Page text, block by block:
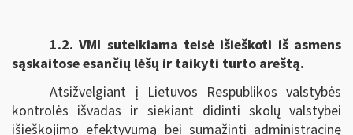
1.2. VMI suteikiama teisė išieškoti iš asmens
sąskaitose esančių lėšų ir taikyti turto areštą.
Atsižvelgiant į Lietuvos Respublikos valstybės
kontrolės išvadas ir siekiant didinti skolų valstybei
išieškojimo efektyvumą bei sumažinti administracinę